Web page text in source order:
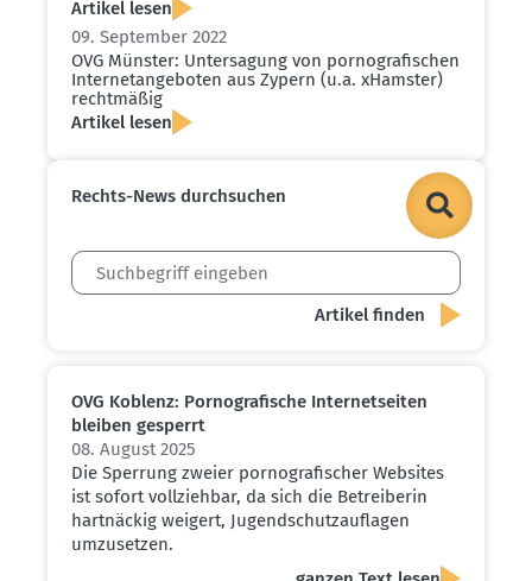
Artikel lesen
09. September 2022
OVG Münster: Unter­sagung von porno­gra­fi­schen
Inter­net­an­ge­boten aus Zypern (u.a. xHamster)
recht­mäßig
Artikel lesen
Rechts-News durch­suchen
OVG Koblenz: Porno­gra­fische Inter­net­seiten
bleiben gesperrt
08. August 2025
Die Sperrung zweier pornografischer Websites
ist sofort vollziehbar, da sich die Betreiberin
hartnäckig weigert, Jugendschutzauflagen
umzusetzen.